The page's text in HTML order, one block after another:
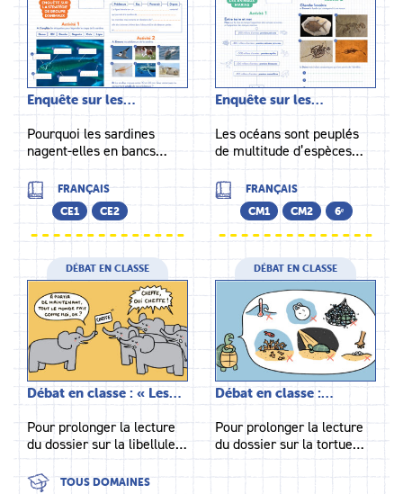
Enquête sur les…
Pourquoi les sardines
nagent-elles en bancs…
FRANÇAIS
CE1
CE2
Enquête sur les…
Les océans sont peuplés
de multitude d’espèces…
FRANÇAIS
CM1
CM2 6ᵉ
DÉBAT EN CLASSE
Débat en classe : « Les…
Pour prolonger la lecture
du dossier sur la libellule…
TOUS DOMAINES
DÉBAT EN CLASSE
Débat en classe :…
Pour prolonger la lecture
du dossier sur la tortue…